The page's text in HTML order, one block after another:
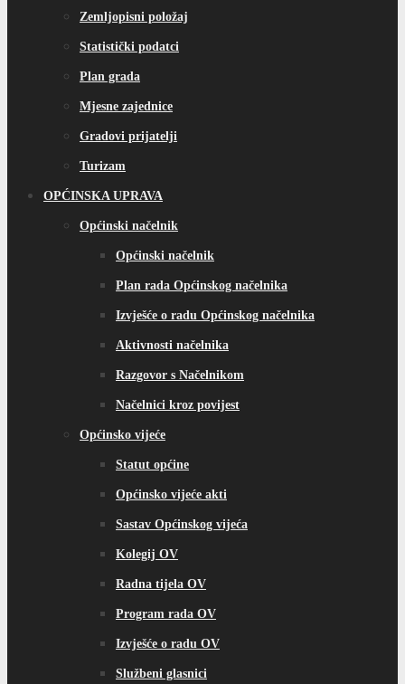
Zemljopisni položaj
Statistički podatci
Plan grada
Mjesne zajednice
Gradovi prijatelji
Turizam
OPĆINSKA UPRAVA
Općinski načelnik
Općinski načelnik
Plan rada Općinskog načelnika
Izvješće o radu Općinskog načelnika
Aktivnosti načelnika
Razgovor s Načelnikom
Načelnici kroz povijest
Općinsko vijeće
Statut općine
Općinsko vijeće akti
Sastav Općinskog vijeća
Kolegij OV
Radna tijela OV
Program rada OV
Izvješće o radu OV
Službeni glasnici